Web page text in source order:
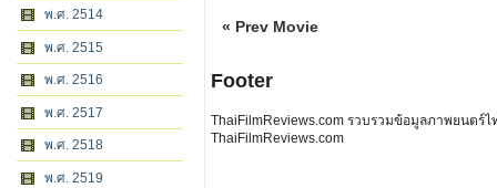
พ.ศ. 2514
พ.ศ. 2515
พ.ศ. 2516
พ.ศ. 2517
พ.ศ. 2518
พ.ศ. 2519
« Prev Movie
Footer
ThaiFilmReviews.com รวบรวมข้อมูลภาพยนตร์
ThaiFilmReviews.com